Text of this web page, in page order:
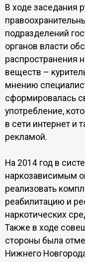
В ходе заседания
подразделений
органов власти
распространения
веществ –
мнению
сформировалась
употребление,
в сети интернет и
рекламой.
На 2014 год в
наркозависимым
реализовать
реабилитацию и
наркотических
Также в ходе
стороны была
Нижнего